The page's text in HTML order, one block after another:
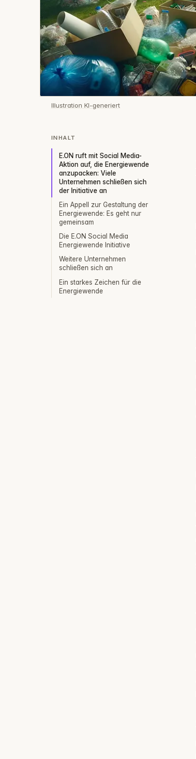
Illustration KI-generiert
INHALT
E.ON ruft mit Social Media-
Aktion auf, die Energiewende
anzupacken: Viele
Unternehmen schließen sich
der Initiative an
Ein Appell zur Gestaltung der
Energiewende: Es geht nur
gemeinsam
Die E.ON Social Media
Energiewende Initiative
Weitere Unternehmen
schließen sich an
Ein starkes Zeichen für die
Energiewende